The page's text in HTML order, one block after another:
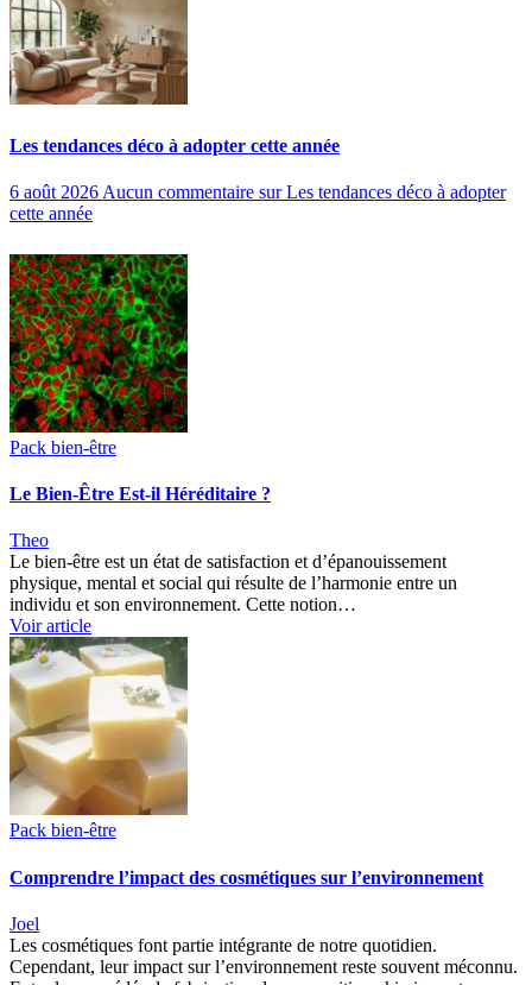
Les tendances déco à adopter cette année
6 août 2026 Aucun commentaire sur Les tendances déco à adopter
cette année
Pack bien-être
Le Bien-Être Est-il Héréditaire ?
Theo
Le bien-être est un état de satisfaction et d’épanouissement
physique, mental et social qui résulte de l’harmonie entre un
individu et son environnement. Cette notion…
Voir article
Pack bien-être
Comprendre l’impact des cosmétiques sur l’environnement
Joel
Les cosmétiques font partie intégrante de notre quotidien.
Cependant, leur impact sur l’environnement reste souvent méconnu.